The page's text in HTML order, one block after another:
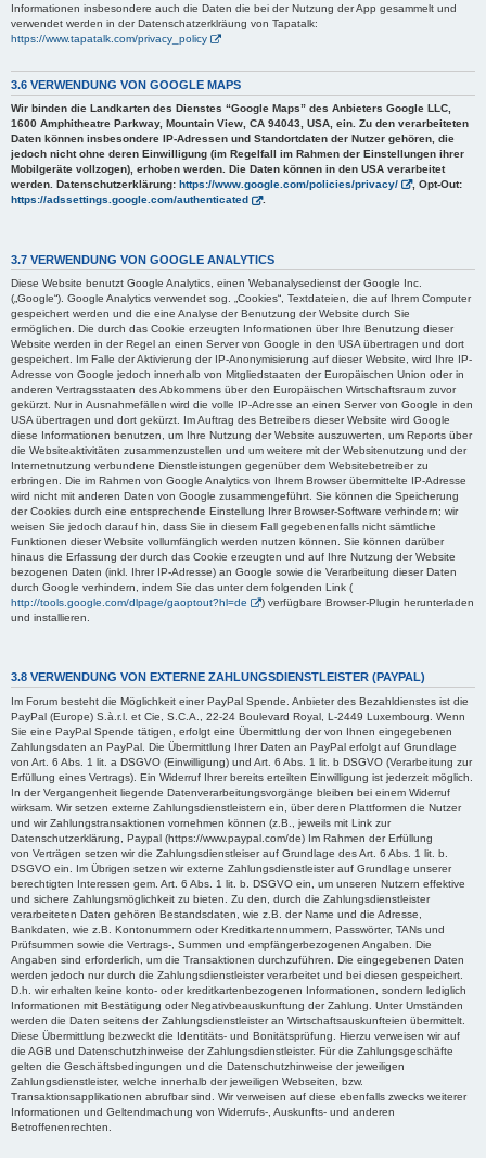
Informationen insbesondere auch die Daten die bei der Nutzung der App gesammelt und
verwendet werden in der Datenschatzerklräung von Tapatalk:
https://www.tapatalk.com/privacy_policy
3.6 VERWENDUNG VON GOOGLE MAPS
Wir binden die Landkarten des Dienstes “Google Maps” des Anbieters Google LLC,
1600 Amphitheatre Parkway, Mountain View, CA 94043, USA, ein. Zu den verarbeiteten
Daten können insbesondere IP-Adressen und Standortdaten der Nutzer gehören, die
jedoch nicht ohne deren Einwilligung (im Regelfall im Rahmen der Einstellungen ihrer
Mobilgeräte vollzogen), erhoben werden. Die Daten können in den USA verarbeitet
werden. Datenschutzerklärung: https://www.google.com/policies/privacy/
, Opt-Out:
https://adssettings.google.com/authenticated
.
3.7 VERWENDUNG VON GOOGLE ANALYTICS
Diese Website benutzt Google Analytics, einen Webanalysedienst der Google Inc.
(„Google“). Google Analytics verwendet sog. „Cookies“, Textdateien, die auf Ihrem Computer
gespeichert werden und die eine Analyse der Benutzung der Website durch Sie
ermöglichen. Die durch das Cookie erzeugten Informationen über Ihre Benutzung dieser
Website werden in der Regel an einen Server von Google in den USA übertragen und dort
gespeichert. Im Falle der Aktivierung der IP-Anonymisierung auf dieser Website, wird Ihre IP-
Adresse von Google jedoch innerhalb von Mitgliedstaaten der Europäischen Union oder in
anderen Vertragsstaaten des Abkommens über den Europäischen Wirtschaftsraum zuvor
gekürzt. Nur in Ausnahmefällen wird die volle IP-Adresse an einen Server von Google in den
USA übertragen und dort gekürzt. Im Auftrag des Betreibers dieser Website wird Google
diese Informationen benutzen, um Ihre Nutzung der Website auszuwerten, um Reports über
die Websiteaktivitäten zusammenzustellen und um weitere mit der Websitenutzung und der
Internetnutzung verbundene Dienstleistungen gegenüber dem Websitebetreiber zu
erbringen. Die im Rahmen von Google Analytics von Ihrem Browser übermittelte IP-Adresse
wird nicht mit anderen Daten von Google zusammengeführt. Sie können die Speicherung
der Cookies durch eine entsprechende Einstellung Ihrer Browser-Software verhindern; wir
weisen Sie jedoch darauf hin, dass Sie in diesem Fall gegebenenfalls nicht sämtliche
Funktionen dieser Website vollumfänglich werden nutzen können. Sie können darüber
hinaus die Erfassung der durch das Cookie erzeugten und auf Ihre Nutzung der Website
bezogenen Daten (inkl. Ihrer IP-Adresse) an Google sowie die Verarbeitung dieser Daten
durch Google verhindern, indem Sie das unter dem folgenden Link (
http://tools.google.com/dlpage/gaoptout?hl=de
) verfügbare Browser-Plugin herunterladen
und installieren.
3.8 VERWENDUNG VON EXTERNE ZAHLUNGSDIENSTLEISTER (PAYPAL)
Im Forum besteht die Möglichkeit einer PayPal Spende. Anbieter des Bezahldienstes ist die
PayPal (Europe) S.à.r.l. et Cie, S.C.A., 22-24 Boulevard Royal, L-2449 Luxembourg. Wenn
Sie eine PayPal Spende tätigen, erfolgt eine Übermittlung der von Ihnen eingegebenen
Zahlungsdaten an PayPal. Die Übermittlung Ihrer Daten an PayPal erfolgt auf Grundlage
von Art. 6 Abs. 1 lit. a DSGVO (Einwilligung) und Art. 6 Abs. 1 lit. b DSGVO (Verarbeitung zur
Erfüllung eines Vertrags). Ein Widerruf Ihrer bereits erteilten Einwilligung ist jederzeit möglich.
In der Vergangenheit liegende Datenverarbeitungsvorgänge bleiben bei einem Widerruf
wirksam. Wir setzen externe Zahlungsdienstleistern ein, über deren Plattformen die Nutzer
und wir Zahlungstransaktionen vornehmen können (z.B., jeweils mit Link zur
Datenschutzerklärung, Paypal (https://www.paypal.com/de) Im Rahmen der Erfüllung
von Verträgen setzen wir die Zahlungsdienstleiser auf Grundlage des Art. 6 Abs. 1 lit. b.
DSGVO ein. Im Übrigen setzen wir externe Zahlungsdienstleister auf Grundlage unserer
berechtigten Interessen gem. Art. 6 Abs. 1 lit. b. DSGVO ein, um unseren Nutzern effektive
und sichere Zahlungsmöglichkeit zu bieten. Zu den, durch die Zahlungsdienstleister
verarbeiteten Daten gehören Bestandsdaten, wie z.B. der Name und die Adresse,
Bankdaten, wie z.B. Kontonummern oder Kreditkartennummern, Passwörter, TANs und
Prüfsummen sowie die Vertrags-, Summen und empfängerbezogenen Angaben. Die
Angaben sind erforderlich, um die Transaktionen durchzuführen. Die eingegebenen Daten
werden jedoch nur durch die Zahlungsdienstleister verarbeitet und bei diesen gespeichert.
D.h. wir erhalten keine konto- oder kreditkartenbezogenen Informationen, sondern lediglich
Informationen mit Bestätigung oder Negativbeauskunftung der Zahlung. Unter Umständen
werden die Daten seitens der Zahlungsdienstleister an Wirtschaftsauskunfteien übermittelt.
Diese Übermittlung bezweckt die Identitäts- und Bonitätsprüfung. Hierzu verweisen wir auf
die AGB und Datenschutzhinweise der Zahlungsdienstleister. Für die Zahlungsgeschäfte
gelten die Geschäftsbedingungen und die Datenschutzhinweise der jeweiligen
Zahlungsdienstleister, welche innerhalb der jeweiligen Webseiten, bzw.
Transaktionsapplikationen abrufbar sind. Wir verweisen auf diese ebenfalls zwecks weiterer
Informationen und Geltendmachung von Widerrufs-, Auskunfts- und anderen
Betroffenenrechten.